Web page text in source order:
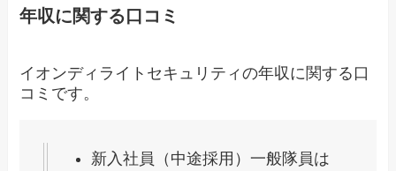
年収に関する口コミ
イオンディライトセキュリティの年収に関する口
コミです。
新入社員（中途採用）一般隊員は